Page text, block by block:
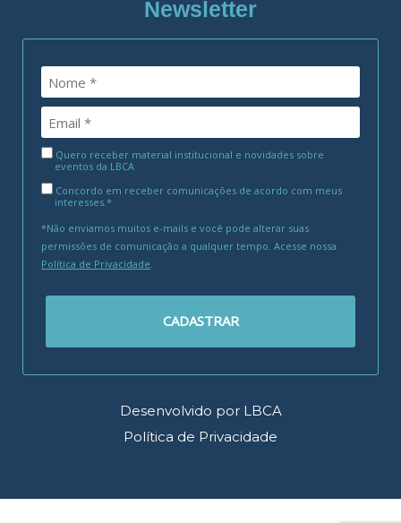
Newsletter
Quero receber material institucional e novidades sobre
eventos da LBCA
Concordo em receber comunicações de acordo com meus
interesses.*
*Não enviamos muitos e-mails e você pode alterar suas
permissões de comunicação a qualquer tempo. Acesse nossa
Política de Privacidade
CADASTRAR
Desenvolvido por LBCA
Política de Privacidade